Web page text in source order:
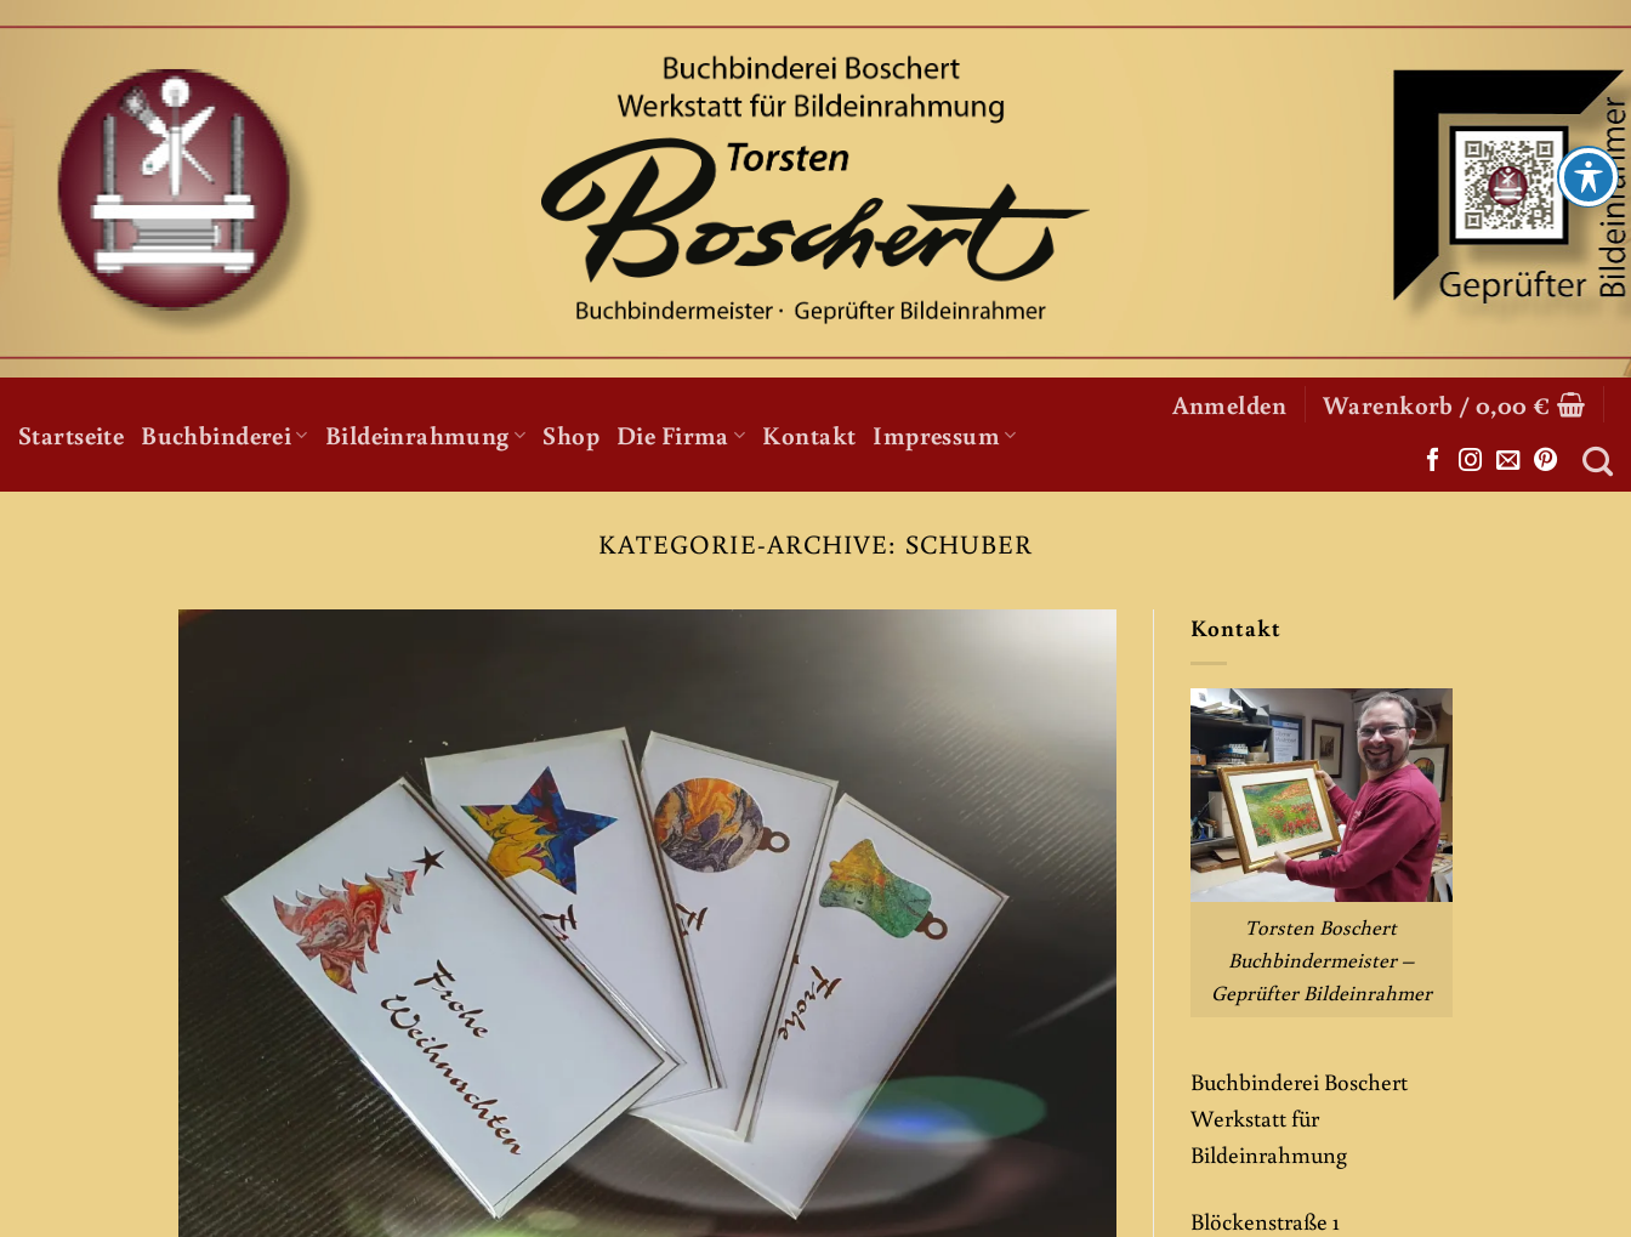
Startseite Buchbinderei Bildeinrahmung Shop Die Firma Kontakt Impressum
Anmelden Warenkorb /0,00€
KATEGORIE-ARCHIVE: SCHUBER
Kontakt
Torsten Boschert
Buchbindermeister –
Geprüfter Bildeinrahmer
Buchbinderei Boschert
Werkstatt für
Bildeinrahmung
Blöckenstraße 1